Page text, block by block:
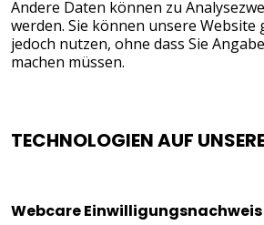
Andere Daten können zu
werden. Sie können unsere Website
jedoch nutzen, ohne dass Sie
machen müssen.
TECHNOLOGIEN AUF
Webcare Einwilligungsnachweis